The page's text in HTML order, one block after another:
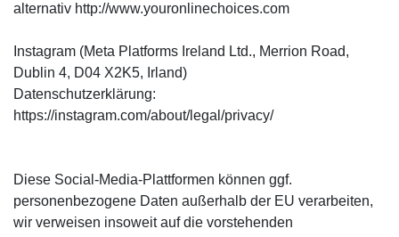
alternativ http://www.youronlinechoices.com
Instagram (Meta Platforms Ireland Ltd., Merrion Road,
Dublin 4, D04 X2K5, Irland)
Datenschutzerklärung:
https://instagram.com/about/legal/privacy/
Diese Social-Media-Plattformen können ggf.
personenbezogene Daten außerhalb der EU verarbeiten,
wir verweisen insoweit auf die vorstehenden